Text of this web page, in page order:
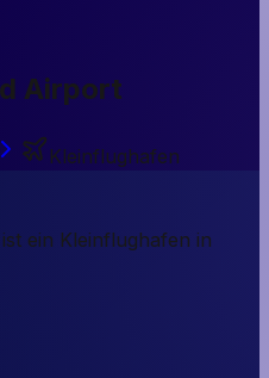
Airport
Kleinflughafen
ein Kleinflughafen in